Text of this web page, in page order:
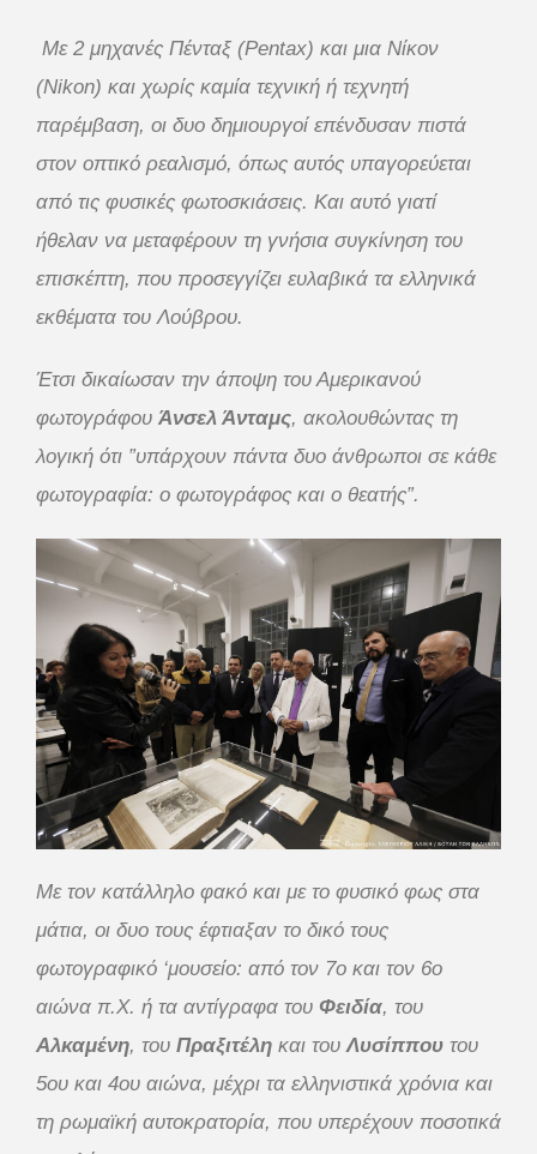
Με 2 μηχανές Πένταξ (Pentax) και μια Νίκον
(Nikon) και χωρίς καμία τεχνική ή τεχνητή
παρέμβαση, οι δυο δημιουργοί επένδυσαν πιστά
στον οπτικό ρεαλισμό, όπως αυτός υπαγορεύεται
από τις φυσικές φωτοσκιάσεις. Και αυτό γιατί
ήθελαν να μεταφέρουν τη γνήσια συγκίνηση του
επισκέπτη, που προσεγγίζει ευλαβικά τα ελληνικά
εκθέματα του Λούβρου.
Έτσι δικαίωσαν την άποψη του Αμερικανού
φωτογράφου Άνσελ Άνταμς, ακολουθώντας τη
λογική ότι ”υπάρχουν πάντα δυο άνθρωποι σε κάθε
φωτογραφία: ο φωτογράφος και ο θεατής”.
Με τον κατάλληλο φακό και με το φυσικό φως στα
μάτια, οι δυο τους έφτιαξαν το δικό τους
φωτογραφικό ‘μουσείο: από τον 7ο και τον 6ο
αιώνα π.Χ. ή τα αντίγραφα του Φειδία, του
Αλκαμένη, του Πραξιτέλη και του Λυσίππου του
5ου και 4ου αιώνα, μέχρι τα ελληνιστικά χρόνια και
τη ρωμαϊκή αυτοκρατορία, που υπερέχουν ποσοτικά